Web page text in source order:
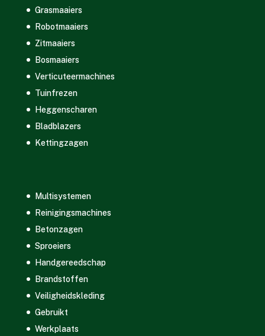
Grasmaaiers
Robotmaaiers
Zitmaaiers
Bosmaaiers
Verticuteermachines
Tuinfrezen
Heggenscharen
Bladblazers
Kettingzagen
Multisystemen
Reinigingsmachines
Betonzagen
Sproeiers
Handgereedschap
Brandstoffen
Veiligheidskleding
Gebruikt
Werkplaats